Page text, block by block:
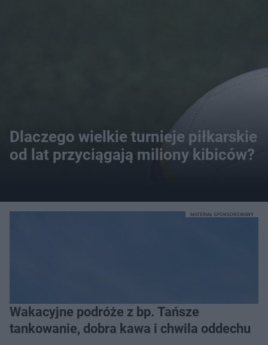
Dlaczego wielkie turnieje piłkarskie
od lat przyciągają miliony kibiców?
Wakacyjne podróże z bp. Tańsze
tankowanie, dobra kawa i chwila oddechu
MATERIAŁ SPONSOROWANY